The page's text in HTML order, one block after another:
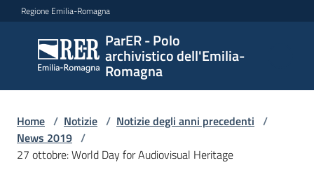
Vai al contenuto
Vai alla navigazione
Vai al footer
Regione Emilia-Romagna
ParER - Polo
archivistico dell'Emilia-
Romagna
ParER -
Polo
archivistico
Romagna
Home / Notizie / Notizie degli anni precedenti /
News 2019 /
27 ottobre: World Day for Audiovisual Heritage